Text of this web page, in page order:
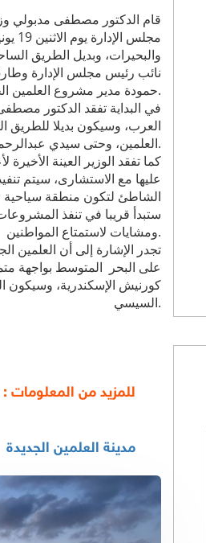
قام الدكتور مصطفى مدبولي
والبحيرات، وبديل الطريق
نائب رئيس مجلس الإدارة
حمودة مدير مشروع العلمين الجديدة.
في البداية تفقد الدكتور
العرب، وسيكون بديلا للطريق
العلمين، وحتى سيدي عبدالرحمن، حيث يبلغ عرض الطريق 5 حارات في كل اتجاه، بخلاف حارتي الخدمة.
كما تفقد الوزير العينة
عليها مع الاستشارى، سيتم
ومشايات لاستمتاع المواطنين.
كورنيش الإسكندرية، وسيكون
السيسي.
للمزيد من المعلومات :
مدينة العلمين الجديدة